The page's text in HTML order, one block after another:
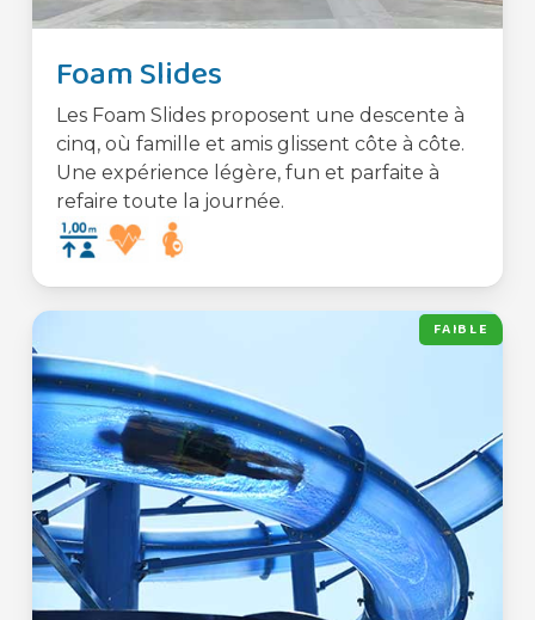
Foam Slides
Les Foam Slides proposent une descente à
cinq, où famille et amis glissent côte à côte.
Une expérience légère, fun et parfaite à
refaire toute la journée.
FAIBLE